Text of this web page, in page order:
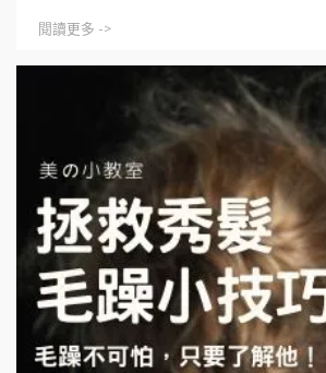
閱讀更多 ->